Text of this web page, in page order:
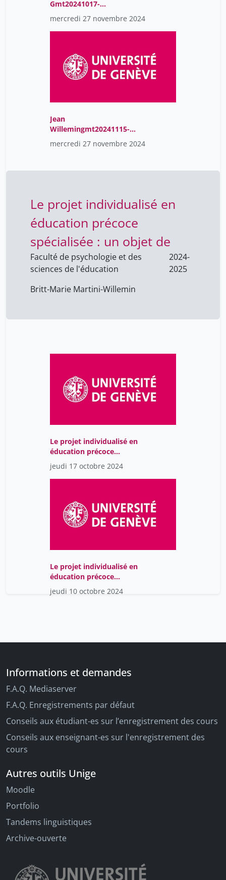
Gmt20241017-
151947_Recording_2256X
1504(1)
mercredi 27 novembre 2024
Jean
Willemingmt20241115-
092225_Recording_1920X
1080(3)
mercredi 27 novembre 2024
Le projet individualisé en
éducation précoce
spécialisée : un objet de
Faculté de psychologie et des
sciences de l'éducation
2024-
2025
Britt-Marie Martini-Willemin
Le projet individualisé en
éducation précoce
spécialisée : un objet de
jeudi 17 octobre 2024
Le projet individualisé en
éducation précoce
spécialisée : un objet de
jeudi 10 octobre 2024
Informations et demandes
F.A.Q. Mediaserver
F.A.Q. Enregistrements par défaut
Conseils aux étudiant-es sur l’enregistrement des cours
Conseils aux enseignant-es sur l'enregistrement des
cours
Autres outils Unige
Moodle
Portfolio
Tandems linguistiques
Archive-ouverte